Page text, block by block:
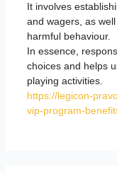
It involves
and wagers, as
harmful behaviour.
In essence,
choices and helps
playing activities.
https://legicon-
vip-program-